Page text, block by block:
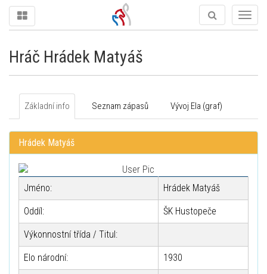
Hráč Hrádek Matyáš
Základní info Seznam zápasů Vývoj Ela (graf)
Hrádek Matyáš
Jméno: Hrádek Matyáš
Oddíl: ŠK Hustopeče
Výkonnostní třída / Titul:
Elo národní: 1930